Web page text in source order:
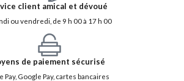
client amical et dévoué
ou vendredi, de 9 h 00 à 17 h 00
de paiement sécurisé
Pay, Google Pay, cartes bancaires